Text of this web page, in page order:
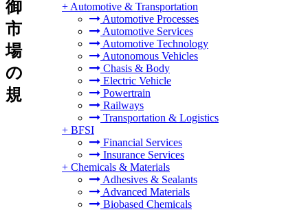
+ Automotive & Transportation
Automotive Processes
Automotive Services
Automotive Technology
Autonomous Vehicles
Chasis & Body
Electric Vehicle
Powertrain
Railways
Transportation & Logistics
+ BFSI
Financial Services
Insurance Services
+ Chemicals & Materials
Adhesives & Sealants
Advanced Materials
Biobased Chemicals
御
市
場
の
規